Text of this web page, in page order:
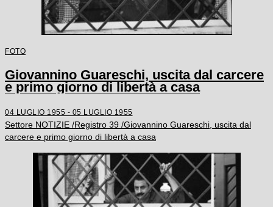
FOTO
Giovannino Guareschi, uscita dal carcere
e primo giorno di libertà a casa
04 LUGLIO 1955 - 05 LUGLIO 1955
Settore NOTIZIE /Registro 39 /Giovannino Guareschi, uscita dal
carcere e primo giorno di libertà a casa